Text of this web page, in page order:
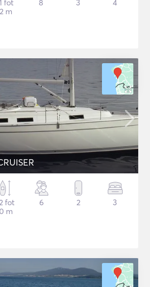
fot
m
8 3 4
fot
m
6 2 3